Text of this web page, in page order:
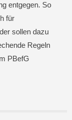
entgegen. So
für
sollen dazu
Regeln
PBefG